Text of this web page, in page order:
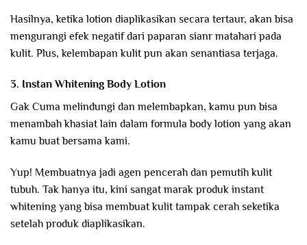
Hasilnya, ketika lotion diaplikasikan secara tertaur, akan bisa
mengurangi efek negatif dari paparan sianr matahari pada
kulit. Plus, kelembapan kulit pun akan senantiasa terjaga.
3. Instan Whitening Body Lotion
Gak Cuma melindungi dan melembapkan, kamu pun bisa
menambah khasiat lain dalam formula body lotion yang akan
kamu buat bersama kami.
Yup! Membuatnya jadi agen pencerah dan pemutih kulit
tubuh. Tak hanya itu, kini sangat marak produk instant
whitening yang bisa membuat kulit tampak cerah seketika
setelah produk diaplikasikan.